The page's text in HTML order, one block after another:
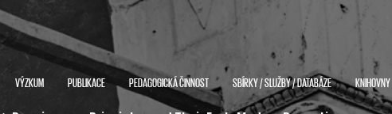
VÝZKUM PUBLIKACE PEDAGOGICKÁ ČINNOST SBÍRKY / SLUŽBY / DATABÁZE KNIHOVNY